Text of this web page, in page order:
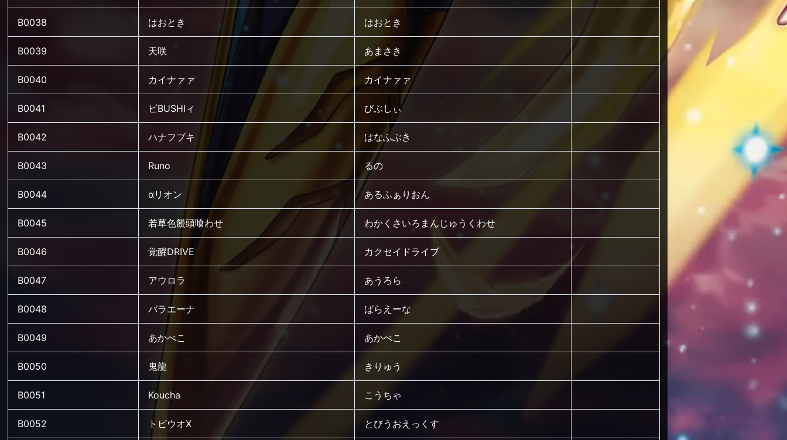
B0038 はおとき はおとき
B0039 天咲 あまさき
B0040 カイナァァ カイナァァ
B0041 ビBUSHIィ びぶしぃ
B0042 ハナフブキ はなふぶき
B0043 Runo るの
B0044 αリオン あるふぁりおん
B0045 若草色饅頭喰わせ わかくさいろまんじゅうくわせ
B0046 覚醒DRIVE カクセイドライブ
B0047 アウロラ あうろら
B0048 バラエーナ ばらえーな
B0049 あかべこ あかべこ
B0050 鬼龍 きりゅう
B0051 Koucha こうちゃ
B0052 トビウオX とびうおえっくす